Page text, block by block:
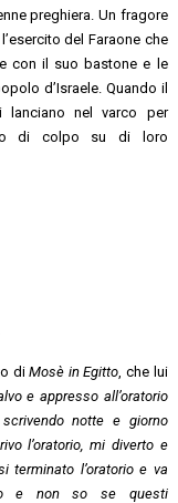
preghiera. Un fragore
del Faraone che
con il suo bastone e le
d’Israele. Quando il
lanciano nel varco per
di colpo su di loro
diMosè in Egitto , che lui
e appresso all’oratorio
scrivendo notte e giorno
l’oratorio, mi diverto e
terminato l’oratorio e va
e non so se questi